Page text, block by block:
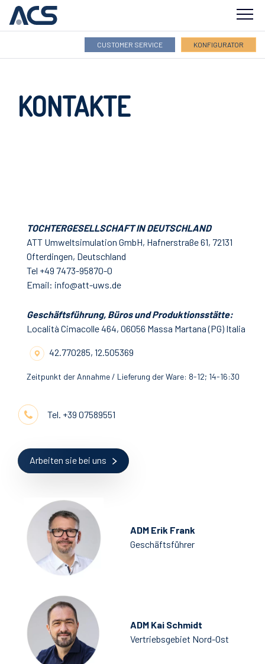
PRODUKTE
ACADEMY
NEWS UND EVENTS
Geschützter Bereich
Angelantoni Test Technologies UWS
Angelantoni Test Technologies India
Angelantoni Test Technologies China
Sprachen: English Italiano
CUSTOMER SERVICE KONFIGURATOR
KONTAKTE
TOCHTERGESELLSCHAFT IN DEUTSCHLAND
ATT Umweltsimulation GmbH, Hafnerstraße 61, 72131
Ofterdingen, Deutschland
Tel +49 7473-95870-0
Email: info@att-uws.de
Geschäftsführung, Büros und Produktionsstätte:
Località Cimacolle 464, 06056 Massa Martana (PG) Italia
42.770285, 12.505369
Zeitpunkt der Annahme / Lieferung der Ware: 8-12; 14-16:30
Tel. +39 07589551
Arbeiten sie bei uns
ADM Erik Frank
Geschäftsführer
ADM Kai Schmidt
Vertriebsgebiet Nord-Ost